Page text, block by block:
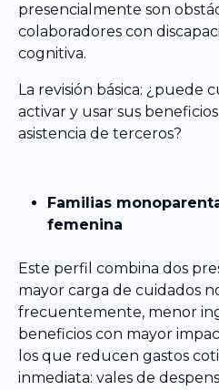
presencialmente son
colaboradores con
cognitiva.
La revisión básica: ¿puede
activar y usar sus
asistencia de terceros?
Familias
femenina
Este perfil combina dos
mayor carga de cuidados
frecuentemente, menor
beneficios con mayor
los que reducen gastos
inmediata: vales de